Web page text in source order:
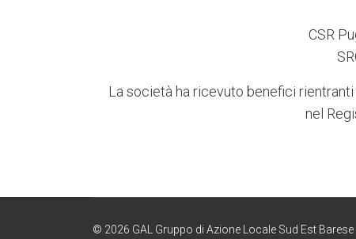
CSR
La società ha ricevuto benefici
nel
© 2026 GAL Gruppo di Azione Locale Sud Est